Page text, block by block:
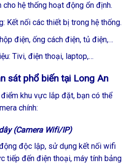
cho hệ thống hoạt động ổn định.
Kết nối các thiết bị trong hệ thống.
điện, ống cách điện, tủ điện,…
Tivi, điện thoại, laptop,…
sát phổ biến tại Long An
khu vực lắp đặt, bạn có thể
chính:
(Camera Wifi/IP)
độc lập, sử dụng kết nối wifi
tiếp đến điện thoại, máy tính bảng